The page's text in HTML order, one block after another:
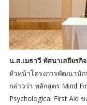
น.ส.เมธาวี ทัศนาเสถียรกิจ
หัวหน้าโครงการพัฒนานัก
กล่าวว่า หลักสูตร Mind
Psychological First Aid